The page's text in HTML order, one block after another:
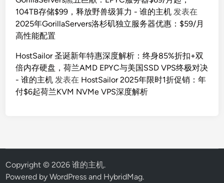
104TB存储$99，释放野兽级算力 - 谁的主机 发表在
2025年GorillaServers洛杉矶独立服务器优惠：$59/月
高性能配置
HostSailor 圣诞新年特惠深度解析：终身85%折扣+双
倍内存硬盘，荷兰AMD EPYC与美国SSD VPS终极对决
- 谁的主机 发表在 HostSailor 2025年限时1折促销：年
付$6起荷兰KVM NVMe VPS深度解析
Copyright © 2026谁的主机.
Powered byWordPress and HybridMag.